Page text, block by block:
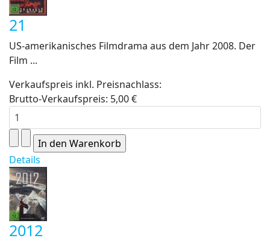
21
US-amerikanisches Filmdrama aus dem Jahr 2008. Der
Film ...
Verkaufspreis inkl. Preisnachlass:
Brutto-Verkaufspreis: 5,00 €
Details
2012